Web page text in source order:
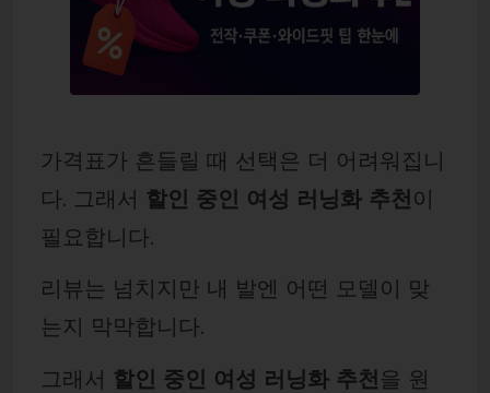
가격표가 흔들릴 때 선택은 더 어려워집니
다. 그래서 할인 중인 여성 러닝화 추천이
필요합니다.
리뷰는 넘치지만 내 발엔 어떤 모델이 맞
는지 막막합니다.
그래서 할인 중인 여성 러닝화 추천을 원